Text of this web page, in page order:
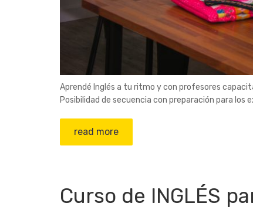
Aprendé Inglés a tu ritmo y con profesores
Posibilidad de secuencia con preparación para los
read more
Curso de INGLÉS